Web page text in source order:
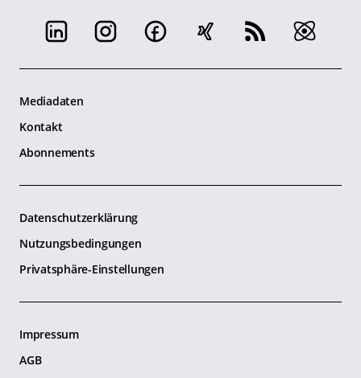
Mediadaten
Kontakt
Abonnements
Datenschutzerklärung
Nutzungsbedingungen
Privatsphäre-Einstellungen
Impressum
AGB